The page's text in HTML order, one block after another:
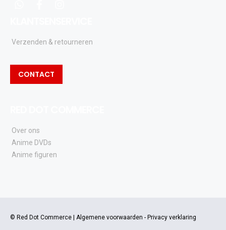
Verzenden & retourneren
CONTACT
Over ons
Anime DVDs
Anime figuren
© Red Dot Commerce | Algemene voorwaarden - Privacy verklaring